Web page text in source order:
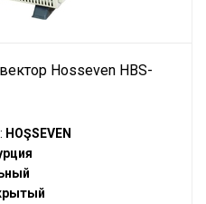
Hosseven HBS-
HOŞSEVEN